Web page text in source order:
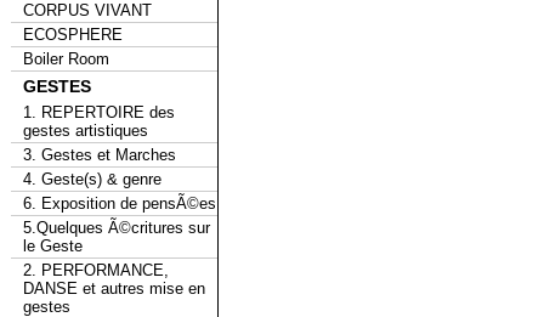
CORPUS VIVANT
ECOSPHERE
Boiler Room
GESTES
1. REPERTOIRE des
gestes artistiques
3. Gestes et Marches
4. Geste(s) & genre
6. Exposition de pensÃ©es
5.Quelques Ã©critures sur
le Geste
2. PERFORMANCE,
DANSE et autres mise en
gestes